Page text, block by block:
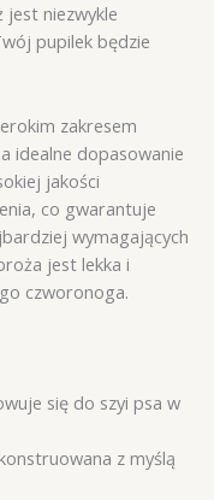
niezwykle
pupilek będzie
zakresem
idealne dopasowanie
jakości
co gwarantuje
wymagających
jest lekka i
czworonoga.
się do szyi psa w
z myślą